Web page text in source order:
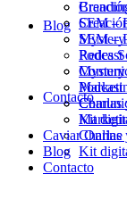
SEM –
Redes
Podcast
Charlas
Kit
Blog
Contacto
SEM –
Podcast
Charlas
Kit
Caviar Online
Blog
Contacto